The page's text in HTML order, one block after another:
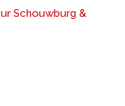
Schouwburg &